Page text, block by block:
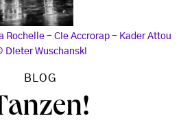
Rochelle - Cie Accrorap - Kader Attou
Dieter Wuschanski
BLOG